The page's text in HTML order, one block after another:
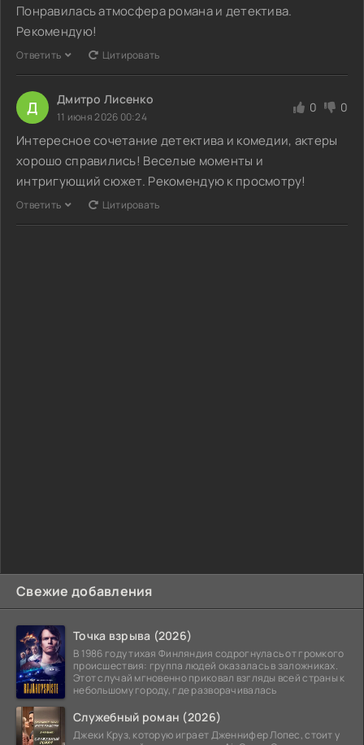
Свежие добавления
Точка взрыва (2026)
В 1986 году тихая Финляндия содрогнулась от громкого
происшествия: группа людей оказалась в заложниках.
Этот случай мгновенно приковал взгляды всей страны к
небольшому городу, где разворачивалась
Служебный роман (2026)
Джеки Круз, которую играет Дженнифер Лопес, стоит у
Понравилась атмосфера романа и детектива.
Рекомендую!
Ответить Цитировать
Д Дмитро Лисенко
11 июня 2026 00:24
0 0
Интересное сочетание детектива и комедии, актеры
хорошо справились! Веселые моменты и
интригующий сюжет. Рекомендую к просмотру!
Ответить Цитировать